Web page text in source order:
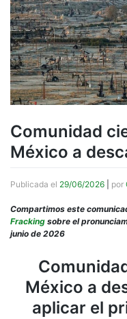
Comunidad
México a
Publicada el 29/06/2026 por
Compartimos este
Fracking sobre el
junio de 2026
México a
aplicar el